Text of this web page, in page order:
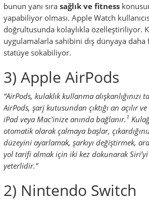
bunun yanı sıra sağlık ve fitness
yapabiliyor olması. Apple Watch
doğrultusunda kolaylıkla özelleştiriliyor.
uygulamalarla sahibini dış dünyaya daha
statüye sokabiliyor.
3) Apple AirPods
“AirPods, kulaklık kullanma alışkanlığınızı
AirPods, şarj kutusundan çıktığı an açılır
iPad veya Mac’inize anında bağlanır. 1
otomatik olarak çalmaya başlar,
düzeyini ayarlamak, şarkıyı değiştirmek,
yol tarifi almak için iki kez dokunarak
yeterlidir.”
2) Nintendo Switch